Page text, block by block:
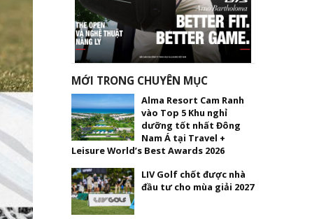
MỚI TRONG CHUYÊN MỤC
Alma Resort Cam Ranh
vào Top 5 Khu nghỉ
dưỡng tốt nhất Đông
Nam Á tại Travel +
Leisure World’s Best Awards 2026
LIV Golf chốt được nhà
đầu tư cho mùa giải 2027